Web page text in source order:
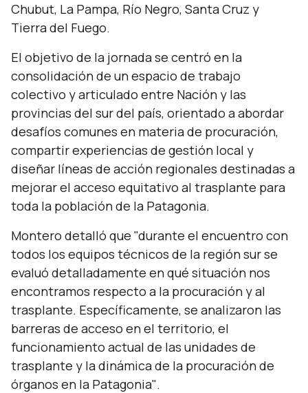
Chubut, La Pampa, Río Negro, Santa Cruz y
Tierra del Fuego.
El objetivo de la jornada se centró en la
consolidación de un espacio de trabajo
colectivo y articulado entre Nación y las
provincias del sur del país, orientado a abordar
desafíos comunes en materia de procuración,
compartir experiencias de gestión local y
diseñar líneas de acción regionales destinadas a
mejorar el acceso equitativo al trasplante para
toda la población de la Patagonia.
Montero detalló que "durante el encuentro con
todos los equipos técnicos de la región sur se
evaluó detalladamente en qué situación nos
encontramos respecto a la procuración y al
trasplante. Específicamente, se analizaron las
barreras de acceso en el territorio, el
funcionamiento actual de las unidades de
trasplante y la dinámica de la procuración de
órganos en la Patagonia".